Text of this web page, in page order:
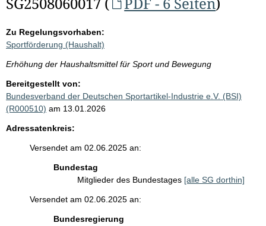
Zu Regelungsvorhaben:
Sportförderung (Haushalt)
Erhöhung der Haushaltsmittel für Sport und Bewegung
Bereitgestellt von:
Bundesverband der Deutschen Sportartikel-Industrie e.V. (BSI)
(R000510) am 13.01.2026
Adressatenkreis:
Versendet am 02.06.2025 an:
Bundestag
Mitglieder des Bundestages [alle SG dorthin]
Versendet am 02.06.2025 an:
Bundesregierung